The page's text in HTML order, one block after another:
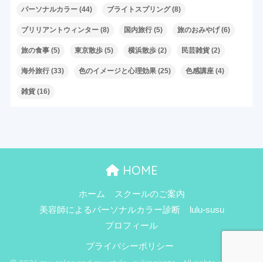
パーソナルカラー(44) ブライトスプリング(8)
ブリリアントウィンター(8) 国内旅行(5) 旅のおみやげ(6)
旅の食事(5) 東京散歩(5) 横浜散歩(2) 民芸雑貨(2)
海外旅行(33) 色のイメージと心理効果(25) 色感講座(4)
雑貨(16)
HOME
ホーム
スクールのご案内
美容師によるパーソナルカラー診断
lulu-susu
プロフィール
プライバシーポリシー